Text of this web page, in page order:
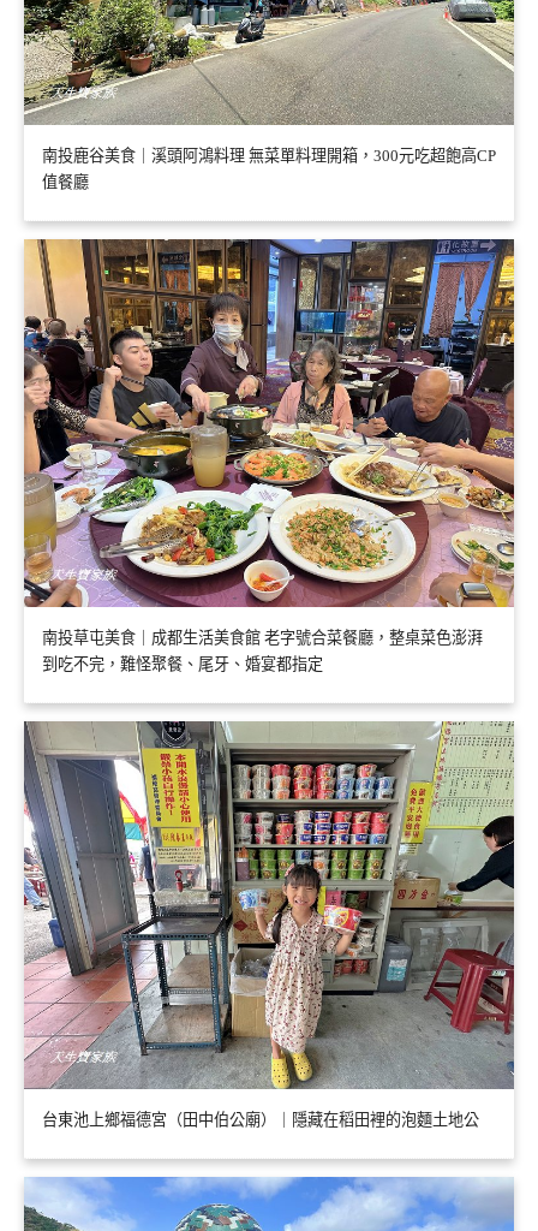
南投鹿谷美食｜溪頭阿鴻料理 無菜單料理開箱，300元吃超飽高CP
值餐廳
南投草屯美食｜成都生活美食館 老字號合菜餐廳，整桌菜色澎湃
到吃不完，難怪聚餐、尾牙、婚宴都指定
台東池上鄉福德宮（田中伯公廟）｜隱藏在稻田裡的泡麵土地公